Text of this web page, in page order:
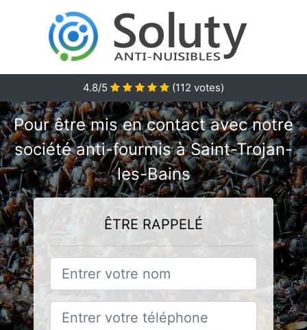
4.8/5 (112 votes)
Pour être mis en contact avec notre
société anti-fourmis à Saint-Trojan-
les-Bains
ÊTRE RAPPELÉ